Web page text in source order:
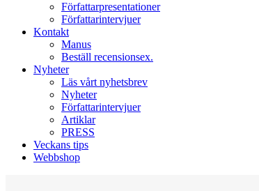
Författarpresentationer
Författarintervjuer
Kontakt
Manus
Beställ recensionsex.
Nyheter
Läs vårt nyhetsbrev
Nyheter
Författarintervjuer
Artiklar
PRESS
Veckans tips
Webbshop